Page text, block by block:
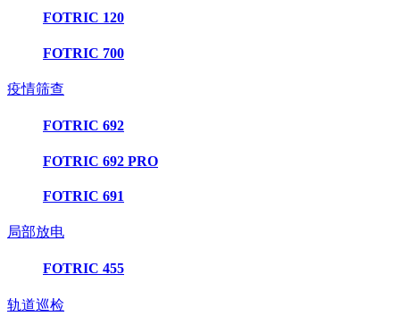
FOTRIC 120
FOTRIC 700
疫情筛查
FOTRIC 692
FOTRIC 692 PRO
FOTRIC 691
局部放电
FOTRIC 455
轨道巡检